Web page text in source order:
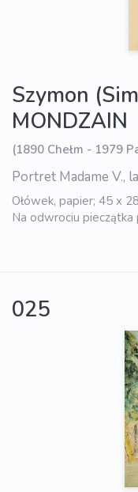
Szymon
MONDZAIN
(1890 Chełm - 1979
Portret Madame V.,
Ołówek, papier; 45 x
Na odwrociu
025